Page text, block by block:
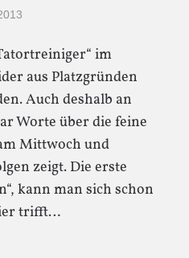
im
aus Platzgründen
Auch deshalb an
Worte über die feine
Mittwoch und
zeigt. Die erste
kann man sich schon
trifft…